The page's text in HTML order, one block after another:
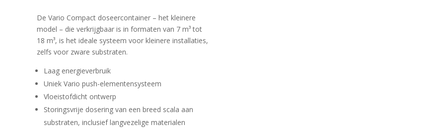
De Vario Compact doseercontainer – het kleinere
model – die verkrijgbaar is in formaten van 7 m³ tot
18 m³, is het ideale systeem voor kleinere installaties,
zelfs voor zware substraten.
Laag energieverbruik
Uniek Vario push-elementensysteem
Vloeistofdicht ontwerp
Storingsvrije dosering van een breed scala aan
substraten, inclusief langvezelige materialen